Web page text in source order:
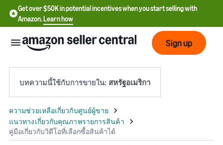
Get over $50K in potential incentives when you start selling with
Amazon.Learn how
English
- US
Sign up
บทความนี้ใช้กับการขายใน: สหรัฐอเมริกา